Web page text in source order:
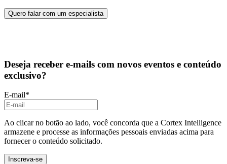
Deseja receber e-mails com novos eventos e conteúdo
exclusivo?
E-mail*
Ao clicar no botão ao lado, você concorda que a Cortex Intelligence
armazene e processe as informações pessoais enviadas acima para
fornecer o conteúdo solicitado.